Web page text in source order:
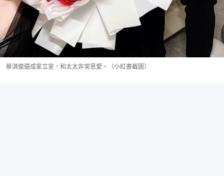
蔡淇俊還成家立室，和太太非常恩愛。（小紅書截圖）